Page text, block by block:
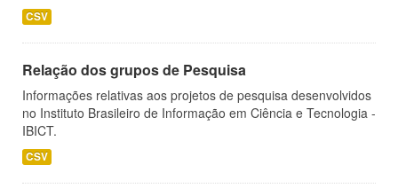
CSV
Relação dos grupos de Pesquisa
Informações relativas aos projetos de pesquisa desenvolvidos
no Instituto Brasileiro de Informação em Ciência e Tecnologia -
IBICT.
CSV